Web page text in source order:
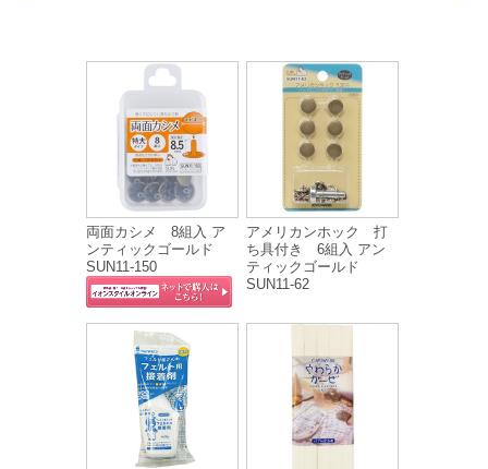
両面カシメ 8組入 ア
ンティックゴールド
SUN11-150
アメリカンホック 打
ち具付き 6組入 アン
ティックゴールド
SUN11-62